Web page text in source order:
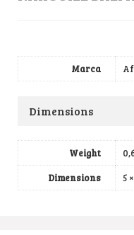
Marca
Dimensions
Weight
Dimensions
5